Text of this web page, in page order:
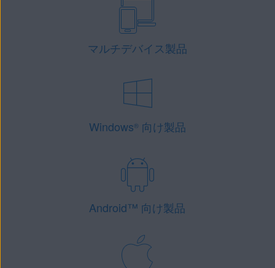
マルチデバイス製品
Windows®向け製品
Android™ 向け製品